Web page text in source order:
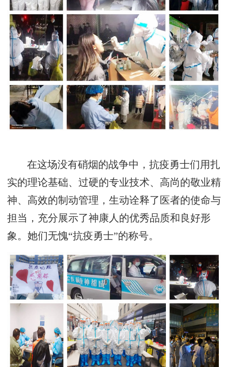
在这场没有硝烟的战争中，抗疫勇士们用扎
实的理论基础、过硬的专业技术、高尚的敬业精
神、高效的制动管理，生动诠释了医者的使命与
担当，充分展示了神康人的优秀品质和良好形
象。她们无愧“抗疫勇士”的称号。